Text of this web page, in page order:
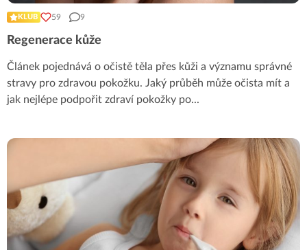
KLUB 59 9
Regenerace kůže
Článek pojednává o očistě těla přes kůži a významu správné
stravy pro zdravou pokožku. Jaký průběh může očista mít a
jak nejlépe podpořit zdraví pokožky po...